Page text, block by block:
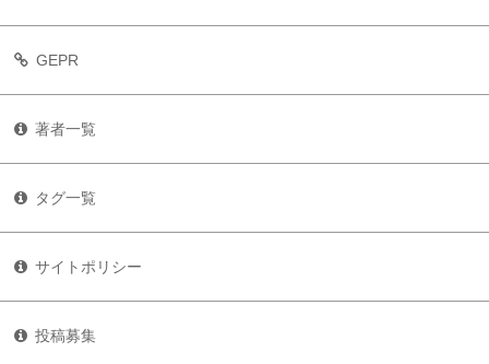
GEPR
著者一覧
タグ一覧
サイトポリシー
投稿募集